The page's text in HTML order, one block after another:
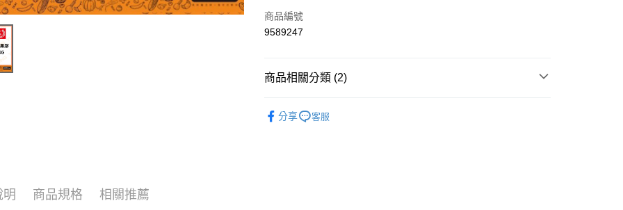
信用卡一次付款
運送方式
• 付款後全家取貨
商品編號
9589247
商品相關分類 (2)
分享 客服
明 商品規格 相關推薦